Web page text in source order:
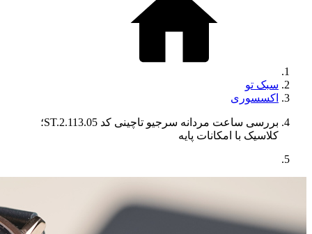
سبک تو
اکسسوری
بررسی ساعت مردانه سرجیو تاچینی کد ST.2.113.05؛
کلاسیک با امکانات پایه‌